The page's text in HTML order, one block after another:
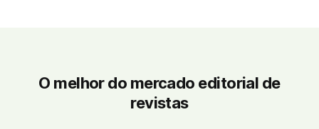
O melhor do mercado editorial de
revistas